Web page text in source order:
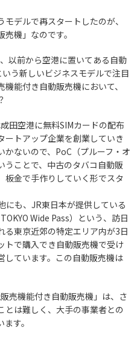
デルで再スタートしたのが、
機」なのです。
以前から空港に置いてある自動
う新しいビジネスモデルで注目
能付き自動販売機において、
田空港に無料SIMカードの配布
ートアップ企業を創業していき
ないので、PoC（プルーフ・オ
うことで、中古のタバコ自動販
板金で手作りしていく形でスタ
も、JR東日本が提供している
Wide Pass）という、訪日
る東京近郊の特定エリア内が3日
トで購入でき自動販売機で受け
しています。この自動販売機は
売機能付き自動販売機」は、さ
とは難しく、大手の事業者との
す。